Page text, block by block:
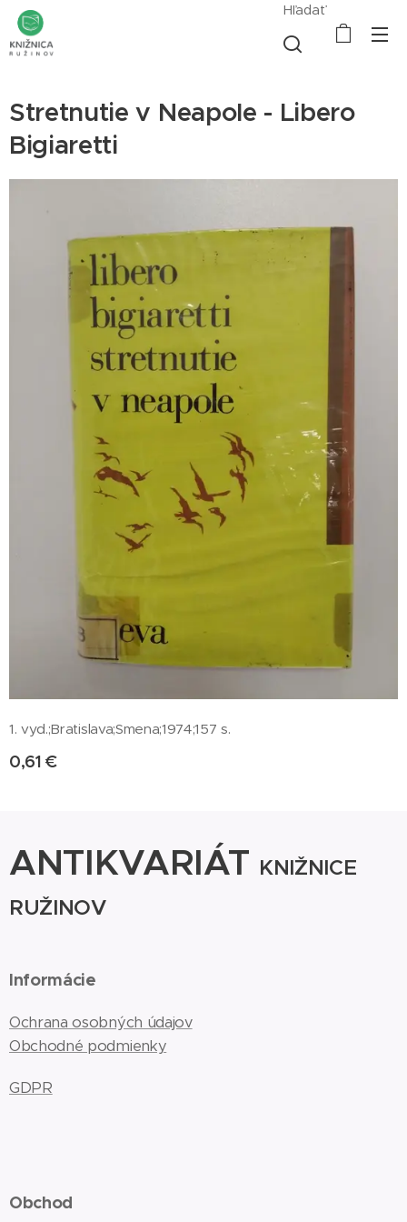
Hľadať
Stretnutie v Neapole - Libero
Bigiaretti
1. vyd.;Bratislava;Smena;1974;157 s.
0,61 €
ANTIKVARIÁT KNIŽNICE
RUŽINOV
Informácie
Ochrana osobných údajov
Obchodné podmienky
GDPR
Obchod